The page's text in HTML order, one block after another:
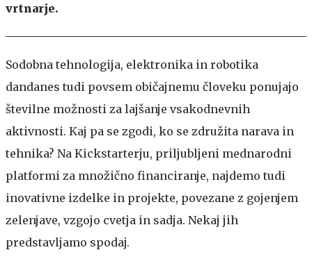
vrtnarje.
Sodobna tehnologija, elektronika in robotika
dandanes tudi povsem običajnemu človeku ponujajo
številne možnosti za lajšanje vsakodnevnih
aktivnosti. Kaj pa se zgodi, ko se združita narava in
tehnika? Na Kickstarterju, priljubljeni mednarodni
platformi za množično financiranje, najdemo tudi
inovativne izdelke in projekte, povezane z gojenjem
zelenjave, vzgojo cvetja in sadja. Nekaj jih
predstavljamo spodaj.